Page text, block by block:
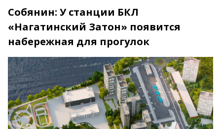
Собянин: У станции БКЛ
«Нагатинский Затон» появится
набережная для прогулок